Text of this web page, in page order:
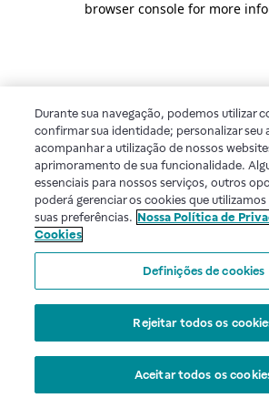
browser console for more
Durante sua navegação, podemos utilizar
confirmar sua identidade; personalizar seu
acompanhar a utilização de nossos
aprimoramento de sua funcionalidade.
essenciais para nossos serviços, outros
poderá gerenciar os cookies que
suas preferências. Nossa Política de
Cookies
Definições de cookies
Rejeitar todos os
Aceitar todos os